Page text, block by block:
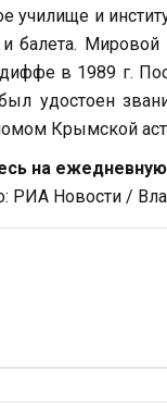
училище и
и балета.
в 1989 г.
удостоен
Крымской
на
РИА Новости /